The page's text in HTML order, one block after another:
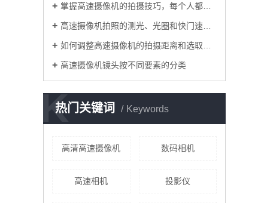
掌握高速摄像机的拍摄技巧，每个人都是摄影师
高速摄像机拍照的测光、光圈和快门速度细节
如何调整高速摄像机的拍摄距离和选取角度？
高速摄像机镜头按不同要素的分类
热门关键词 Keywords
K
高清高速摄像机 数码相机
高速相机 投影仪